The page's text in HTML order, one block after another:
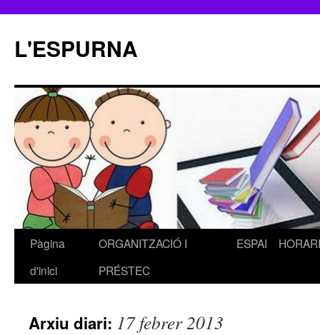
L'ESPURNA
Vés
Pàgina
d'inici
ORGANITZACIÓ I
PRÉSTEC
ESPAI HORARI
Arxiu diari: 17 febrer 2013